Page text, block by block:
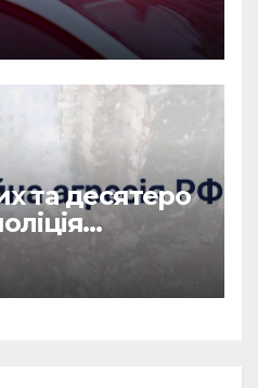
та десятеро